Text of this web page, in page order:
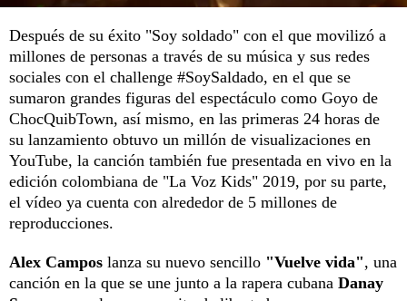
Después de su éxito "Soy soldado" con el que movilizó a
millones de personas a través de su música y sus redes
sociales con el challenge #SoySaldado, en el que se
sumaron grandes figuras del espectáculo como Goyo de
ChocQuibTown, así mismo, en las primeras 24 horas de
su lanzamiento obtuvo un millón de visualizaciones en
YouTube, la canción también fue presentada en vivo en la
edición colombiana de "La Voz Kids" 2019, por su parte,
el vídeo ya cuenta con alrededor de 5 millones de
reproducciones.
Alex Campos lanza su nuevo sencillo "Vuelve vida", una
canción en la que se une junto a la rapera cubana Danay